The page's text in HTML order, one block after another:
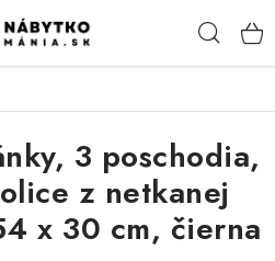
3 poschodia,
z netkanej
x 30 cm, čierna